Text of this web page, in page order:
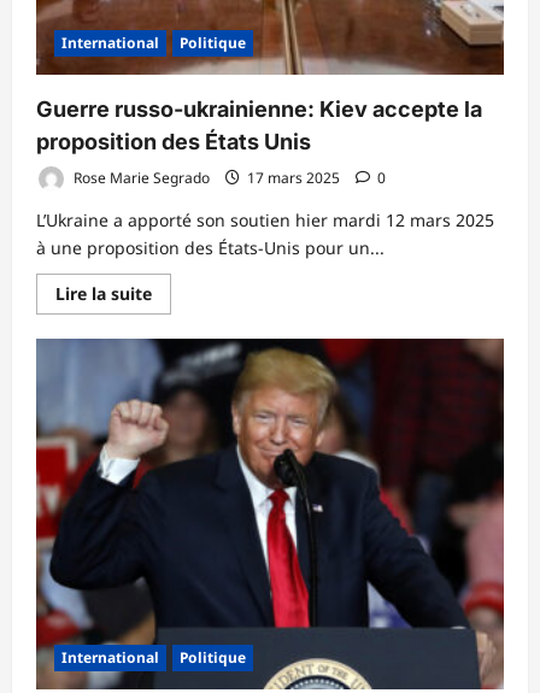
International Politique
Guerre russo-ukrainienne: Kiev accepte la
proposition des États Unis
Rose Marie Segrado 17 mars 2025 0
L’Ukraine a apporté son soutien hier mardi 12 mars 2025
à une proposition des États-Unis pour un...
Lire la suiteEn
savoir
sur
Guerre
russo-
ukrainienne:
Kiev
accepte
la
proposition
des
International Politique